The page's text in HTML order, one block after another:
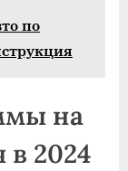
по
на
в 2024